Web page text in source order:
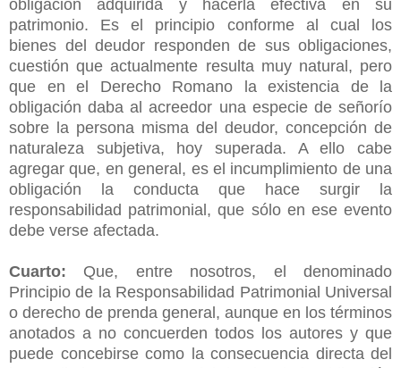
obligación adquirida y hacerla efectiva en su
patrimonio. Es el principio conforme al cual los
bienes del deudor responden de sus obligaciones,
cuestión que actualmente resulta muy natural, pero
que en el Derecho Romano la existencia de la
obligación daba al acreedor una especie de señorío
sobre la persona misma del deudor, concepción de
naturaleza subjetiva, hoy superada. A ello cabe
agregar que, en general, es el incumplimiento de una
obligación la conducta que hace surgir la
responsabilidad patrimonial, que sólo en ese evento
debe verse afectada.
Cuarto: Que, entre nosotros, el denominado
Principio de la Responsabilidad Patrimonial Universal
o derecho de prenda general, aunque en los términos
anotados a no concuerden todos los autores y que
puede concebirse como la consecuencia directa del